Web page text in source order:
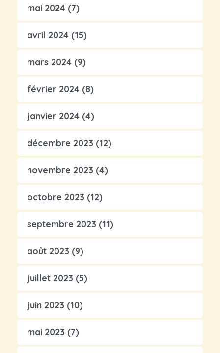
mai 2024 (7)
avril 2024 (15)
mars 2024 (9)
février 2024 (8)
janvier 2024 (4)
décembre 2023 (12)
novembre 2023 (4)
octobre 2023 (12)
septembre 2023 (11)
août 2023 (9)
juillet 2023 (5)
juin 2023 (10)
mai 2023 (7)